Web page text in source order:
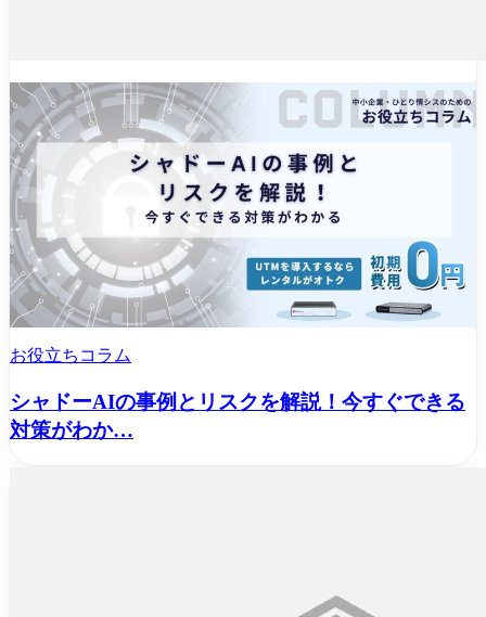
お役立ちコラム
シャドーAIの事例とリスクを解説！今すぐできる
対策がわか…